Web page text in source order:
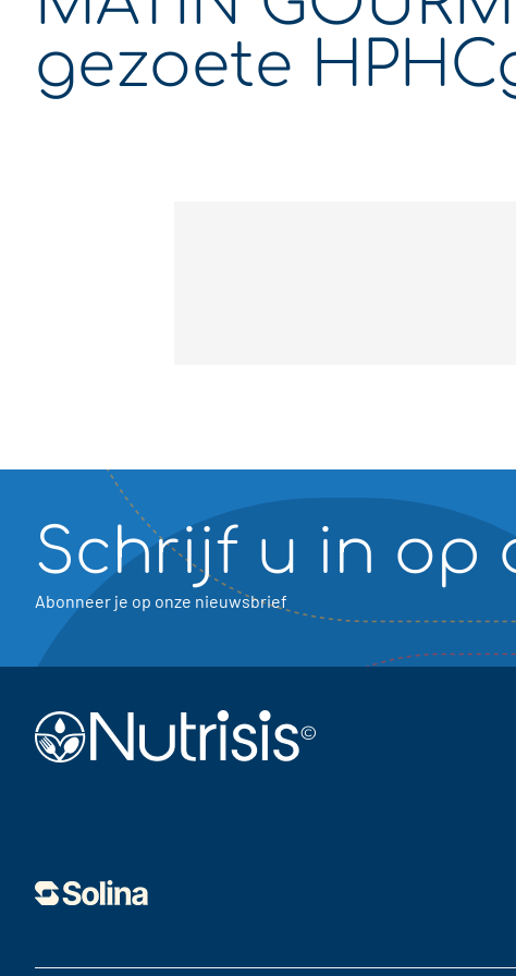
gezoete
Schrijf u in op
Abonneer je op onze nieuwsbrief